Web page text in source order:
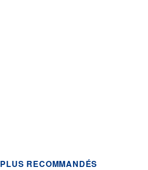
RECOMMANDÉS